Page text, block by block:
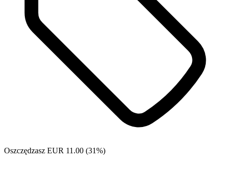
Oszczędzasz EUR 11.00 (31%)